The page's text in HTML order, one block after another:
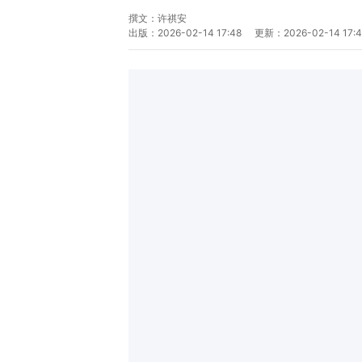
撰文： 许祺安
出版： 2026-02-14 17:48 更新： 2026-02-14